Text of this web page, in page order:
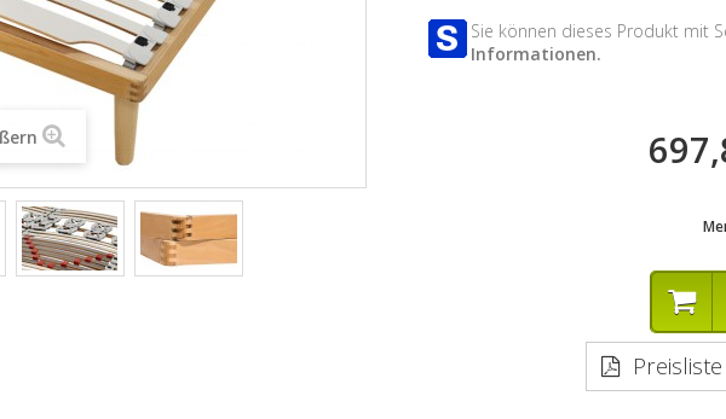
Sie können dieses Produkt mit
Informationen.
Preisliste